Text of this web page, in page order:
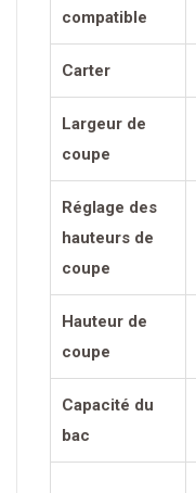
compatible
Carter
Largeur de
coupe
Réglage des
hauteurs de
coupe
Hauteur de
coupe
Capacité du
bac